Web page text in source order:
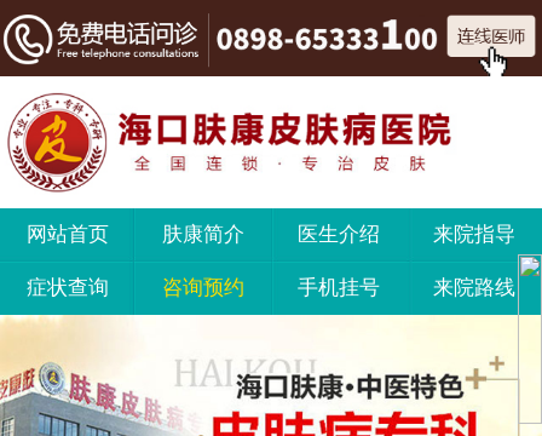
网站首页 肤康简介 医生介绍 来院指导
症状查询 咨询预约 手机挂号 来院路线